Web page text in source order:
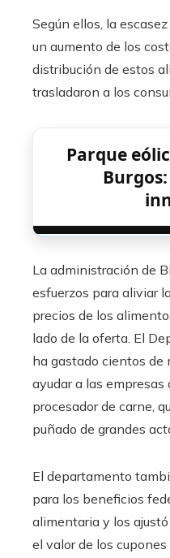
Según ellos, la
un aumento de los
distribución de estos
trasladaron a los
Parque
La administración de
esfuerzos para aliviar
precios de los
lado de la oferta. El
ha gastado cientos de
ayudar a las
procesador de carne,
puñado de grandes
El departamento
para los beneficios
alimentaria y los
el valor de los